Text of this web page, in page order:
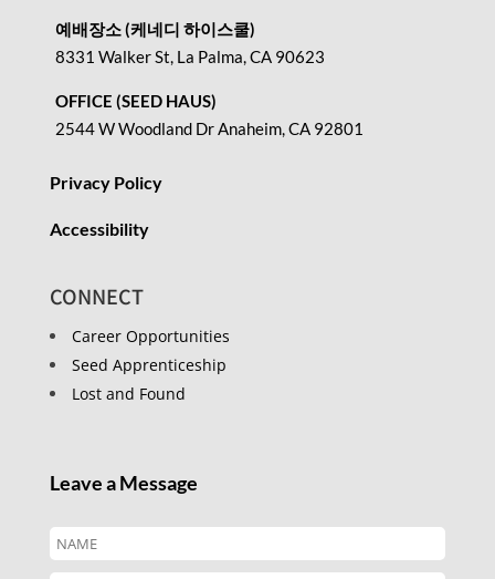
예배장소 (케네디 하이스쿨)
8331 Walker St, La Palma, CA 90623
OFFICE (SEED HAUS)
2544 W Woodland Dr Anaheim, CA 92801
Privacy Policy
Accessibility
CONNECT
Career Opportunities
Seed Apprenticeship
Lost and Found
Leave a Message